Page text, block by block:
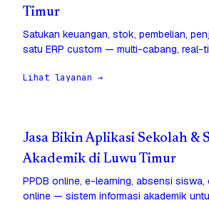
Timur
Satukan keuangan, stok, pembelian,
satu ERP custom — multi-cabang, real-
Lihat layanan →
Jasa Bikin Aplikasi Sekolah &
Akademik di Luwu Timur
PPDB online, e-learning, absensi siswa,
online — sistem informasi akademik